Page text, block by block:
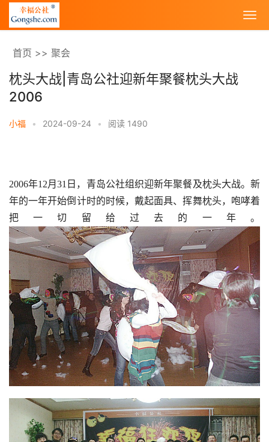
首页 >> 聚会
枕头大战|青岛公社迎新年聚餐枕头大战
2006
小福 • 2024-09-24 • 阅读 1490
2006年12月31日，青岛公社组织迎新年聚餐及枕头大战。新
年的一年开始倒计时的时候，戴起面具、挥舞枕头，咆哮着
把一切留给过去的一年。